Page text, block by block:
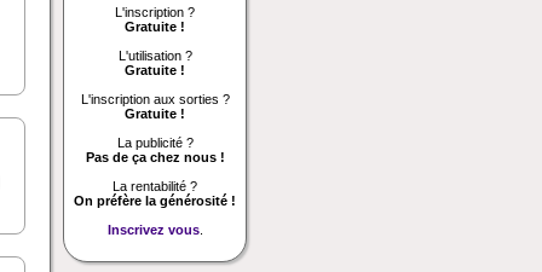
L'inscription ?
Gratuite !
L'utilisation ?
Gratuite !
L'inscription aux sorties ?
Gratuite !
La publicité ?
Pas de ça chez nous !
La rentabilité ?
On préfère la générosité !
Inscrivez vous.